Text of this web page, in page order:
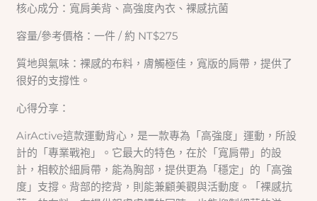
核心成分：寬肩美背、高強度內衣、裸感抗菌
容量/參考價格：一件 / 約 NT$275
質地與氣味：裸感的布料，膚觸極佳，寬版的肩帶，提供了
很好的支撐性。
心得分享：
AirActive這款運動背心，是一款專為「高強度」運動，所設
計的「專業戰袍」。它最大的特色，在於「寬肩帶」的設
計，相較於細肩帶，能為胸部，提供更為「穩定」的「高強
度」支撐。背部的挖背，則能兼顧美觀與活動度。「裸感抗